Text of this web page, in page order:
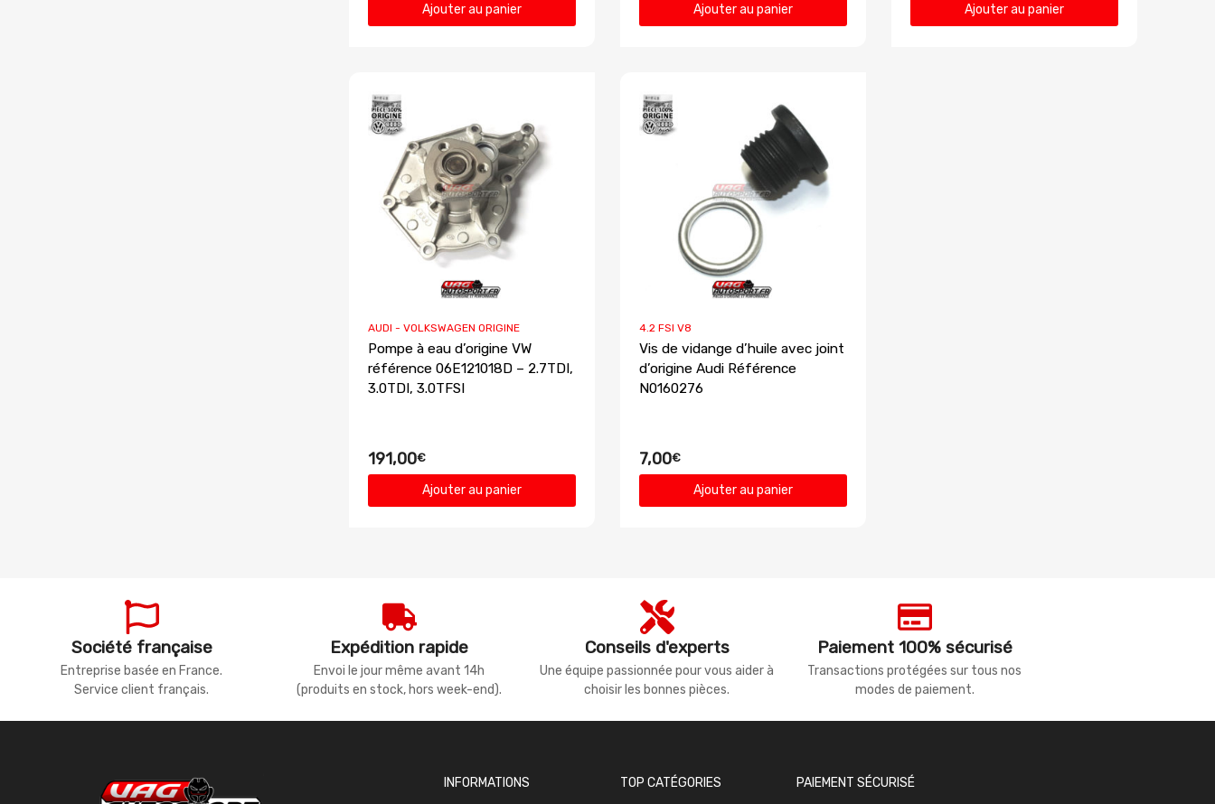
Ajouter au panier Ajouter au panier Ajouter au panier
AUDI - VOLKSWAGEN ORIGINE
Pompe à eau d’origine VW
référence 06E121018D – 2.7TDI,
3.0TDI, 3.0TFSI
191,00€
Ajouter au panier
4.2 FSI V8
Vis de vidange d’huile avec joint
d’origine Audi Référence
N0160276
7,00€
Ajouter au panier
Société française
Entreprise basée en France.
Service client français.
Expédition rapide
Envoi le jour même avant 14h
(produits en stock, hors week-end).
Conseils d'experts
Une équipe passionnée pour vous aider à
choisir les bonnes pièces.
Paiement 100% sécurisé
Transactions protégées sur tous nos
modes de paiement.
INFORMATIONS TOP CATÉGORIES PAIEMENT SÉCURISÉ